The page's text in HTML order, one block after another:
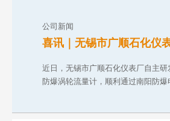
公司新闻
喜讯｜无锡市广顺石化仪
粉双防爆合格证
近日，无锡市广顺石化仪表厂自主研
防爆涡轮流量计，顺利通过南阳防爆